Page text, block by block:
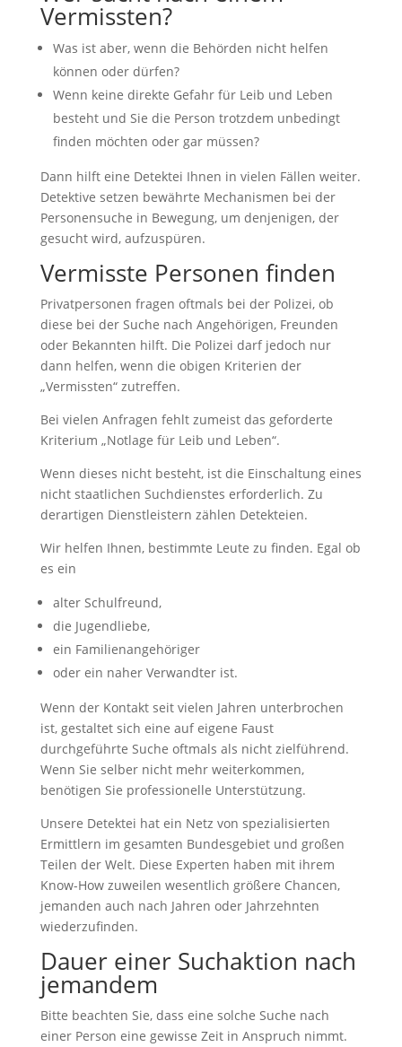
Vermissten?
Was ist aber, wenn die Behörden nicht helfen
können oder dürfen?
Wenn keine direkte Gefahr für Leib und Leben
besteht und Sie die Person trotzdem unbedingt
finden möchten oder gar müssen?
Dann hilft eine Detektei Ihnen in vielen Fällen weiter.
Detektive setzen bewährte Mechanismen bei der
Personensuche in Bewegung, um denjenigen, der
gesucht wird, aufzuspüren.
Vermisste Personen finden
Privatpersonen fragen oftmals bei der Polizei, ob
diese bei der Suche nach Angehörigen, Freunden
oder Bekannten hilft. Die Polizei darf jedoch nur
dann helfen, wenn die obigen Kriterien der
„Vermissten“ zutreffen.
Bei vielen Anfragen fehlt zumeist das geforderte
Kriterium „Notlage für Leib und Leben“.
Wenn dieses nicht besteht, ist die Einschaltung eines
nicht staatlichen Suchdienstes erforderlich. Zu
derartigen Dienstleistern zählen Detekteien.
Wir helfen Ihnen, bestimmte Leute zu finden. Egal ob
es ein
alter Schulfreund,
die Jugendliebe,
ein Familienangehöriger
oder ein naher Verwandter ist.
Wenn der Kontakt seit vielen Jahren unterbrochen
ist, gestaltet sich eine auf eigene Faust
durchgeführte Suche oftmals als nicht zielführend.
Wenn Sie selber nicht mehr weiterkommen,
benötigen Sie professionelle Unterstützung.
Unsere Detektei hat ein Netz von spezialisierten
Ermittlern im gesamten Bundesgebiet und großen
Teilen der Welt. Diese Experten haben mit ihrem
Know-How zuweilen wesentlich größere Chancen,
jemanden auch nach Jahren oder Jahrzehnten
wiederzufinden.
Dauer einer Suchaktion nach
jemandem
Bitte beachten Sie, dass eine solche Suche nach
einer Person eine gewisse Zeit in Anspruch nimmt.